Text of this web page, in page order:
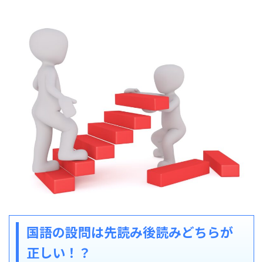
国語の設問は先読み後読みどちらが
正しい！？